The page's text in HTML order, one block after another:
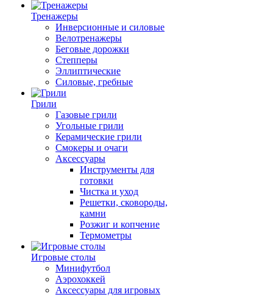
Тренажеры
Инверсионные и силовые
Велотренажеры
Беговые дорожки
Степперы
Эллиптические
Силовые, гребные
Грили
Газовые грили
Угольные грили
Керамические грили
Смокеры и очаги
Аксессуары
Инструменты для
готовки
Чистка и уход
Решетки, сковороды,
камни
Розжиг и копчение
Термометры
Игровые столы
Минифутбол
Аэрохоккей
Аксессуары для игровых